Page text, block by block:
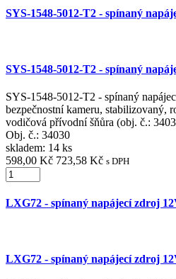
SYS-1548-5012-T2 - spínaný
SYS-1548-5012-T2 - spínaný
SYS-1548-5012-T2 - spínaný
bezpečnostní kameru, stabilizovaný,
vodičová přívodní šňůra (obj. č.:
Obj. č.: 34030
skladem: 14 ks
598,00 Kč 723,58 Kč s DPH
LXG72 - spínaný napájecí zdroj
LXG72 - spínaný napájecí zdroj